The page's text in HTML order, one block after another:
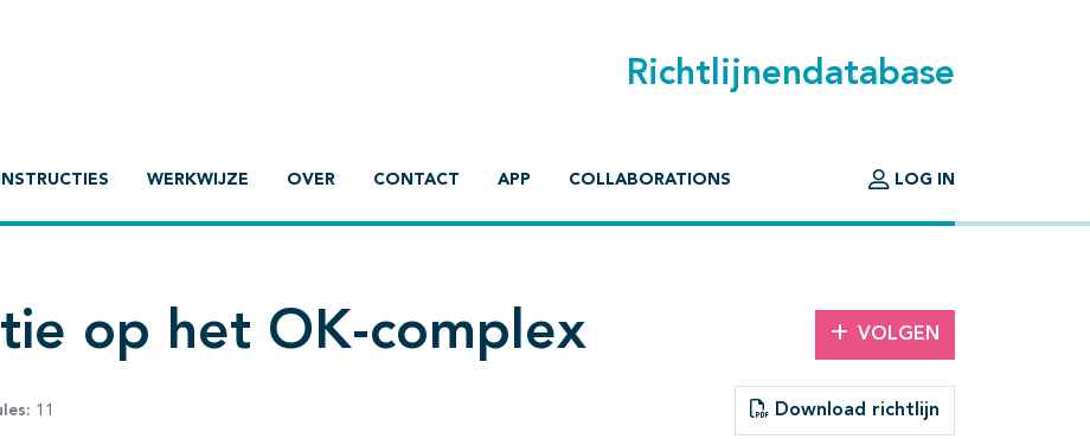
Richtlijnendatabase
INSTRUCTIES WERKWIJZE OVER CONTACT APP COLLABORATIONS LOG IN
op het OK-complex VOLGEN
11 Download richtlijn